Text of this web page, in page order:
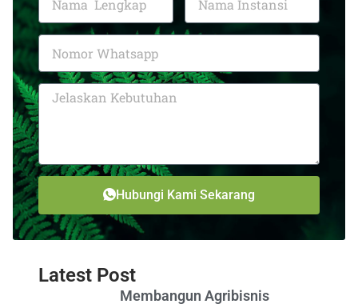
Hubungi Kami Sekarang
Latest Post
Membangun Agribisnis